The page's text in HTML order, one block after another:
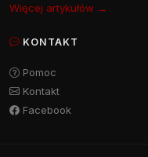
Więcej artykułów →
KONTAKT
Pomoc
Kontakt
Facebook